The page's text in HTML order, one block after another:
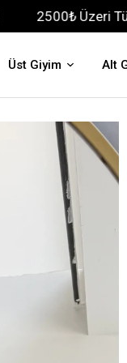
Tüm
Üst Giyim Alt